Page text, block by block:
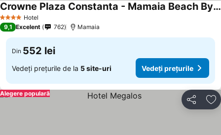
4 Stele Hotel
Crowne Plaza Constanta - Mamaia Beach By Ihg
9,1 Excelent 762 Mamaia
Din 552 lei
Vedeți prețurile de la 5 site-uri Vedeți prețurile
Distribuiți
Alegere populară